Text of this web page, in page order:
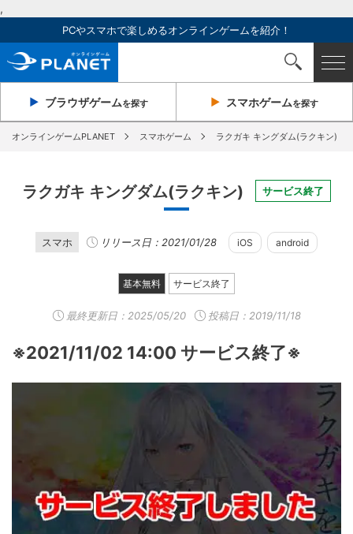
,
PCやスマホで楽しめるオンラインゲームを紹介！
ブラウザゲームを探す スマホゲームを探す
オンラインゲームPLANET スマホゲーム ラクガキ キングダム(ラクキン)
ラクガキ キングダム(ラクキン) サービス終了
スマホ リリース日：2021/01/28 iOS android
基本無料 サービス終了
最終更新日： 2025/05/20 投稿日：2019/11/18
※2021/11/02 14:00 サービス終了※